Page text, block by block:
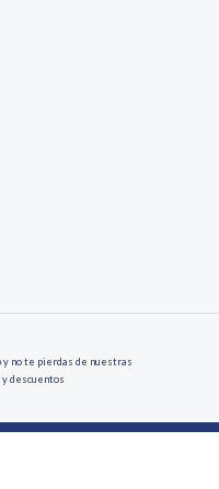
y no te pierdas de nuestras
y descuentos